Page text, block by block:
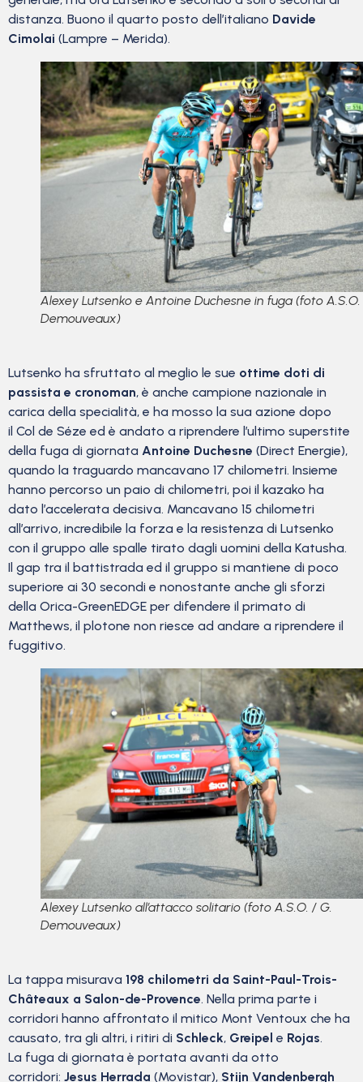
distanza. Buono il quarto posto dell’italiano Davide
Cimolai (Lampre – Merida).
Alexey Lutsenko e Antoine Duchesne in fuga (foto
Demouveaux)
Lutsenko ha sfruttato al meglio le sue ottime doti di
passista e cronoman, è anche campione nazionale in
carica della specialità, e ha mosso la sua azione dopo
il Col de Séze ed è andato a riprendere l’ultimo superstite
della fuga di giornata Antoine Duchesne (Direct Energie),
quando la traguardo mancavano 17 chilometri. Insieme
hanno percorso un paio di chilometri, poi il kazako ha
dato l’accelerata decisiva. Mancavano 15 chilometri
all’arrivo, incredibile la forza e la resistenza di Lutsenko
con il gruppo alle spalle tirato dagli uomini della Katusha.
Il gap tra il battistrada ed il gruppo si mantiene di poco
superiore ai 30 secondi e nonostante anche gli sforzi
della Orica-GreenEDGE per difendere il primato di
Matthews, il plotone non riesce ad andare a riprendere il
fuggitivo.
Alexey Lutsenko all’attacco solitario (foto A.S.O. / G.
Demouveaux)
La tappa misurava 198 chilometri da Saint-Paul-Trois-
Châteaux a Salon-de-Provence. Nella prima parte i
corridori hanno affrontato il mitico Mont Ventoux che ha
causato, tra gli altri, i ritiri di Schleck, Greipel e Rojas.
La fuga di giornata è portata avanti da otto
corridori: Jesus Herrada (Movistar), Stijn Vandenbergh